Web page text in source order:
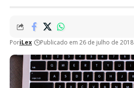
PoriLex Publicado em 26 de julho de 2018